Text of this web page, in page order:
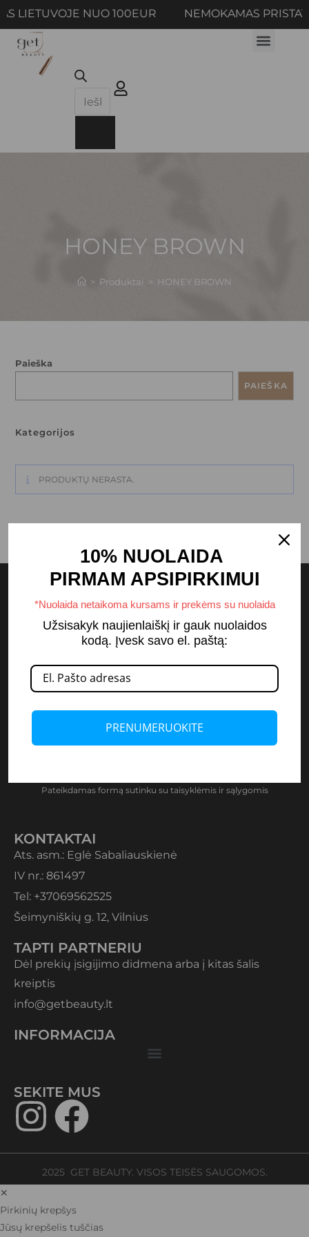
LIETUVOJE NUO 100EUR NEMOKAMAS
HONEY BROWN
> Produktai > HONEY BROWN
Paieška
PAIEŠKA
Kategorijos
PRODUKTŲ NERASTA.
NORI 10% NUOLAIDOS?
UŽSISAKYK NAUJIENLAIŠKĮ
(P.S. ten pranešiu įvairią naudingą informaciją!)
Siųsti
Pateikdamas formą sutinku su taisyklėmis ir sąlygomis
KONTAKTAI
Ats. asm.: Eglė Sabaliauskienė
IV nr.: 861497
Tel: +37069562525
Šeimyniškių g. 12, Vilnius
TAPTI PARTNERIU
Dėl prekių įsigijimo didmena arba į kitas šalis
kreiptis
info@getbeauty.lt
INFORMACIJA
SEKITE MUS​
2025 GET BEAUTY. VISOS TEISĖS SAUGOMOS.
✕
Pirkinių krepšys
Jūsų krepšelis tuščias
10% NUOLAIDA
PIRMAM APSIPIRKIMUI
*Nuolaida netaikoma kursams ir prekėms su nuolaida
Užsisakyk naujienlaiškį ir gauk nuolaidos
kodą. Įvesk savo el. paštą:
PRENUMERUOKITE